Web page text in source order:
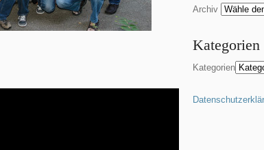
Archiv
Kategorien
Kategorien